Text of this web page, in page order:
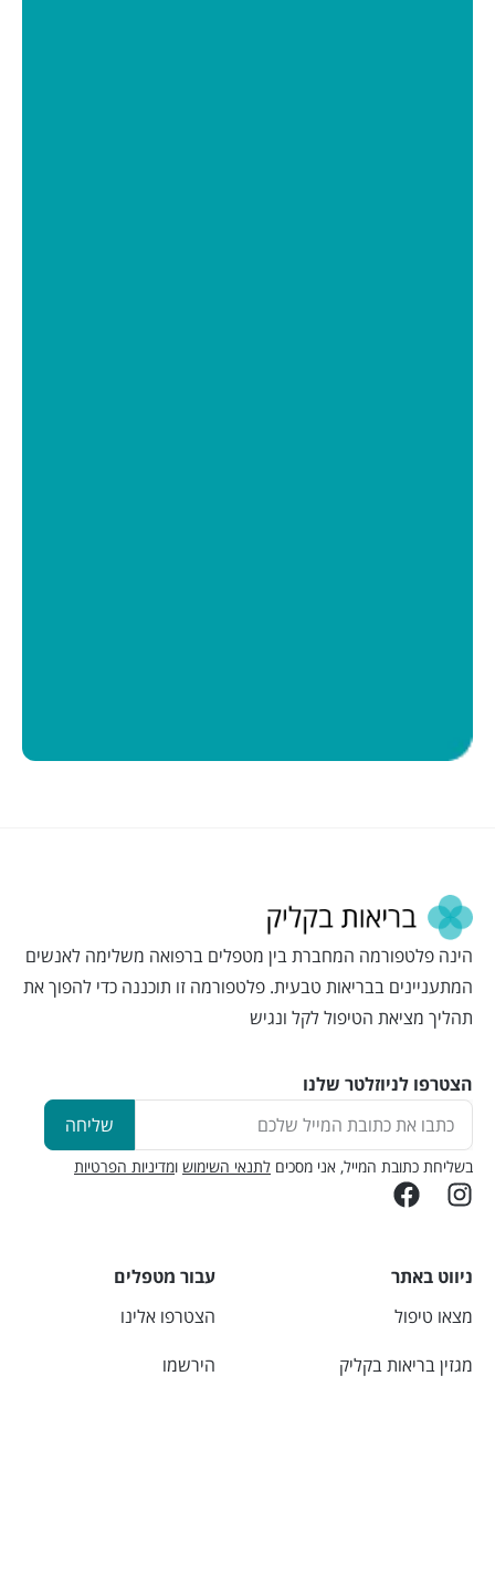
הינה פלטפורמה המחברת בין מטפלים ברפואה משלימה לאנשים
המתעניינים בבריאות טבעית. פלטפורמה זו תוכננה כדי להפוך את
תהליך מציאת הטיפול לקל ונגיש
הצטרפו לניוזלטר שלנו
שליחה
בשליחת כתובת המייל, אני מסכים לתנאי השימוש ומדיניות הפרטיות
עבור מטפלים
הצטרפו אלינו
הירשמו
ניווט באתר
מצאו טיפול
מגזין בריאות בקליק